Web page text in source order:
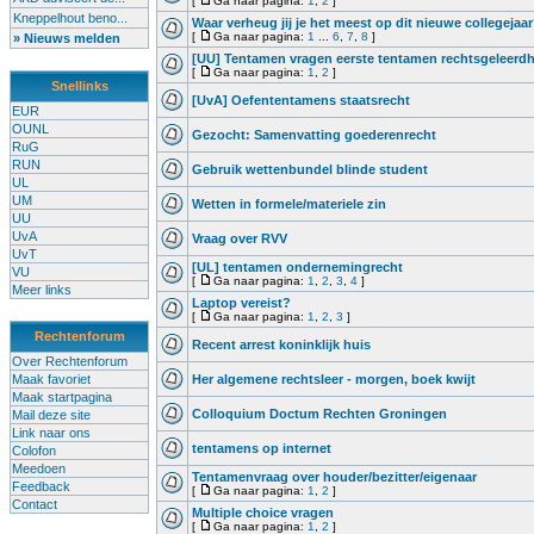
Kneppelhout beno...
» Nieuws melden
Snellinks
EUR
OUNL
RuG
RUN
UL
UM
UU
UvA
UvT
VU
Meer links
Rechtenforum
Over Rechtenforum
Maak favoriet
Maak startpagina
Mail deze site
Link naar ons
Colofon
Meedoen
Feedback
Contact
Waar verheug jij je het meest op dit nieuwe
[ Ga naar pagina: 1 6 7 8 ]
[UU] Tentamen vragen eerste tentamen
[ Ga naar pagina: 1 2 ]
[UvA] Oefententamens staatsrecht
Gezocht: Samenvatting goederenrecht
Gebruik wettenbundel blinde student
Wetten in formele/materiele zin
Vraag over RVV
[UL] tentamen ondernemingrecht
[ Ga naar pagina: 1 2 3 4 ]
Laptop vereist?
[ Ga naar pagina: 1 2 3 ]
Recent arrest koninklijk huis
Her algemene rechtsleer - morgen, boek kwijt
Colloquium Doctum Rechten Groningen
tentamens op internet
Tentamenvraag over houder/bezitter/eigenaar
[ Ga naar pagina: 1 2 ]
Multiple choice vragen
[ Ga naar pagina: 1 2 ]